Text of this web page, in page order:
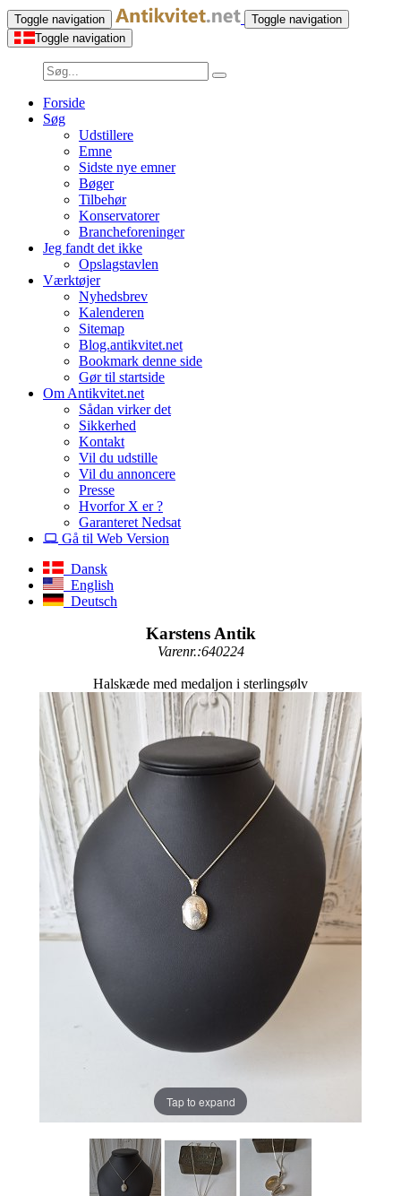
Toggle navigation
Toggle navigation
Toggle navigation
Forside
Søg
Udstillere
Emne
Sidste nye emner
Bøger
Tilbehør
Konservatorer
Brancheforeninger
Jeg fandt det ikke
Opslagstavlen
Værktøjer
Nyhedsbrev
Kalenderen
Sitemap
Blog.antikvitet.net
Bookmark denne side
Gør til startside
Om Antikvitet.net
Sådan virker det
Sikkerhed
Kontakt
Vil du udstille
Vil du annoncere
Presse
Hvorfor X er ?
Garanteret Nedsat
Gå til Web Version
Dansk
English
Deutsch
Karstens Antik
Varenr.:640224
Halskæde med medaljon i sterlingsølv
Tap to expand